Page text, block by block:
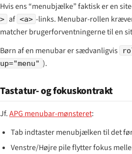
Hvis ens “menubjælke” faktisk er en
> af <a> -links. Menubar-rollen
matcher brugerforventningerne til en
Børn af en menubar er sædvanligvis
up="menu" ).
Tastatur- og fokuskontrakt
Jf.APG menubar-mønsteret:
Tab indtaster menubjælken til det
Venstre/Højre pile flytter fokus